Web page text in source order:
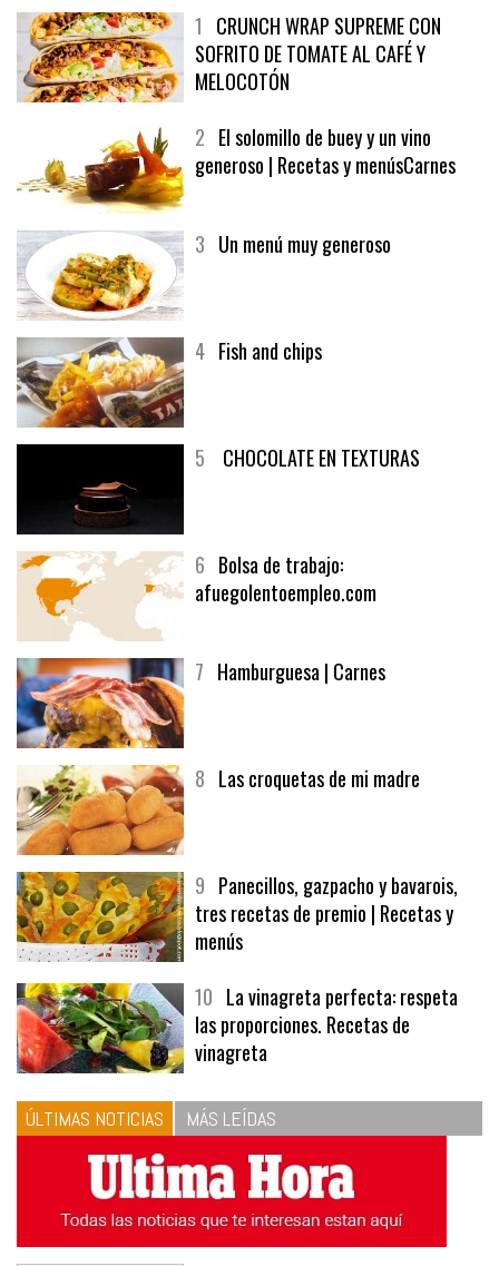
1CRUNCH WRAP SUPREME CON
SOFRITO DE TOMATE AL CAFÉ Y
MELOCOTÓN
2El solomillo de buey y un vino
6Bolsa de trabajo:
9Panecillos, gazpacho y bavarois,
tres recetas de premio | Recetas y
menús
10La vinagreta perfecta: respeta
las proporciones. Recetas de
vinagreta
ÚLTIMAS NOTICIAS MÁS LEÍDAS